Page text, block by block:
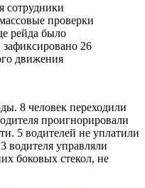
сотрудники
проверки
рейда было
26
движения
8 человек переходили
проигнорировали
5 водителей не уплатили
водителя управляли
боковых стекол, не